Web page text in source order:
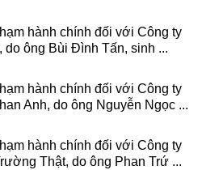
hành chính đối với Công ty
do ông Bùi Đình Tấn, sinh ...
hành chính đối với Công ty
Anh, do ông Nguyễn Ngọc ...
hành chính đối với Công ty
Thật, do ông Phan Trứ ...